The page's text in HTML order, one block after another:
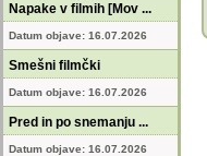
Napake v filmih [Mov ...
Datum objave: 16.07.2026
Smešni filmčki
Datum objave: 16.07.2026
Pred in po snemanju ...
Datum objave: 16.07.2026